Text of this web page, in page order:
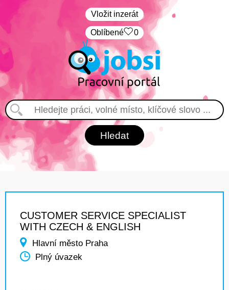
Vložit inzerát
Oblíbené 0
CUSTOMER SERVICE SPECIALIST
WITH CZECH & ENGLISH
Hlavní město Praha
Plný úvazek